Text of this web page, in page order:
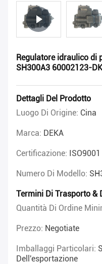
Regulatore idraulico di
SH300A3 60002123-DK
Dettagli Del Prodotto
Luogo Di Origine: Cina
Marca: DEKA
Certificazione: ISO9001
Numero Di Modello:
Termini Di Trasporto &
Quantità Di Ordine
Prezzo: Negotiate
Imballaggi Particolari:
Dell'esportazione